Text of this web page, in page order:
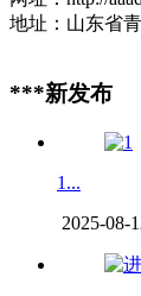
地址：山东省
***新发布
1...
2025-08-